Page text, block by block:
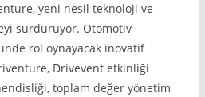
yeni nesil teknoloji ve
sürdürüyor. Otomotiv
rol oynayacak inovatif
Drivevent etkinliği
toplam değer yönetim